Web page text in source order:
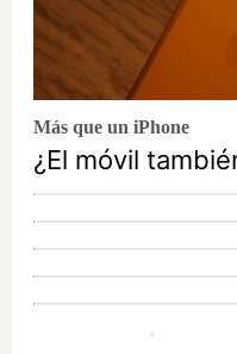
Más que un iPhone
¿El móvil